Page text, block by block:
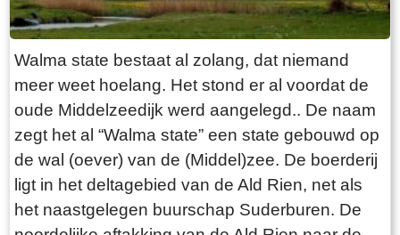
Walma state bestaat al zolang, dat niemand
meer weet hoelang. Het stond er al voordat de
oude Middelzeedijk werd aangelegd.. De naam
zegt het al “Walma state” een state gebouwd op
de wal (oever) van de (Middel)zee. De boerderij
ligt in het deltagebied van de Ald Rien, net als
het naastgelegen buurschap Suderburen. De